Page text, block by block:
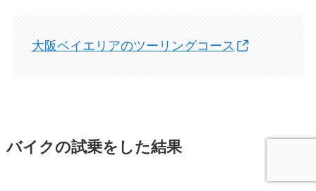
大阪ベイエリアのツーリングコース
バイクの試乗をした結果